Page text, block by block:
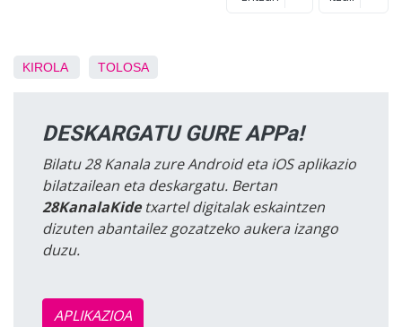
KIROLA TOLOSA
DESKARGATU GURE APPa!
Bilatu 28 Kanala zure Android eta iOS aplikazio
bilatzailean eta deskargatu. Bertan
28KanalaKidetxartel digitalak eskaintzen
dizuten abantailez gozatzeko aukera izango
duzu.
APLIKAZIOA